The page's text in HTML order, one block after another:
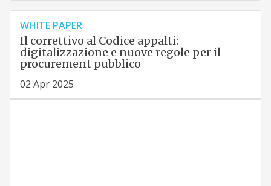
WHITE PAPER
Il correttivo al Codice appalti:
digitalizzazione e nuove regole per il
procurement pubblico
02 Apr 2025